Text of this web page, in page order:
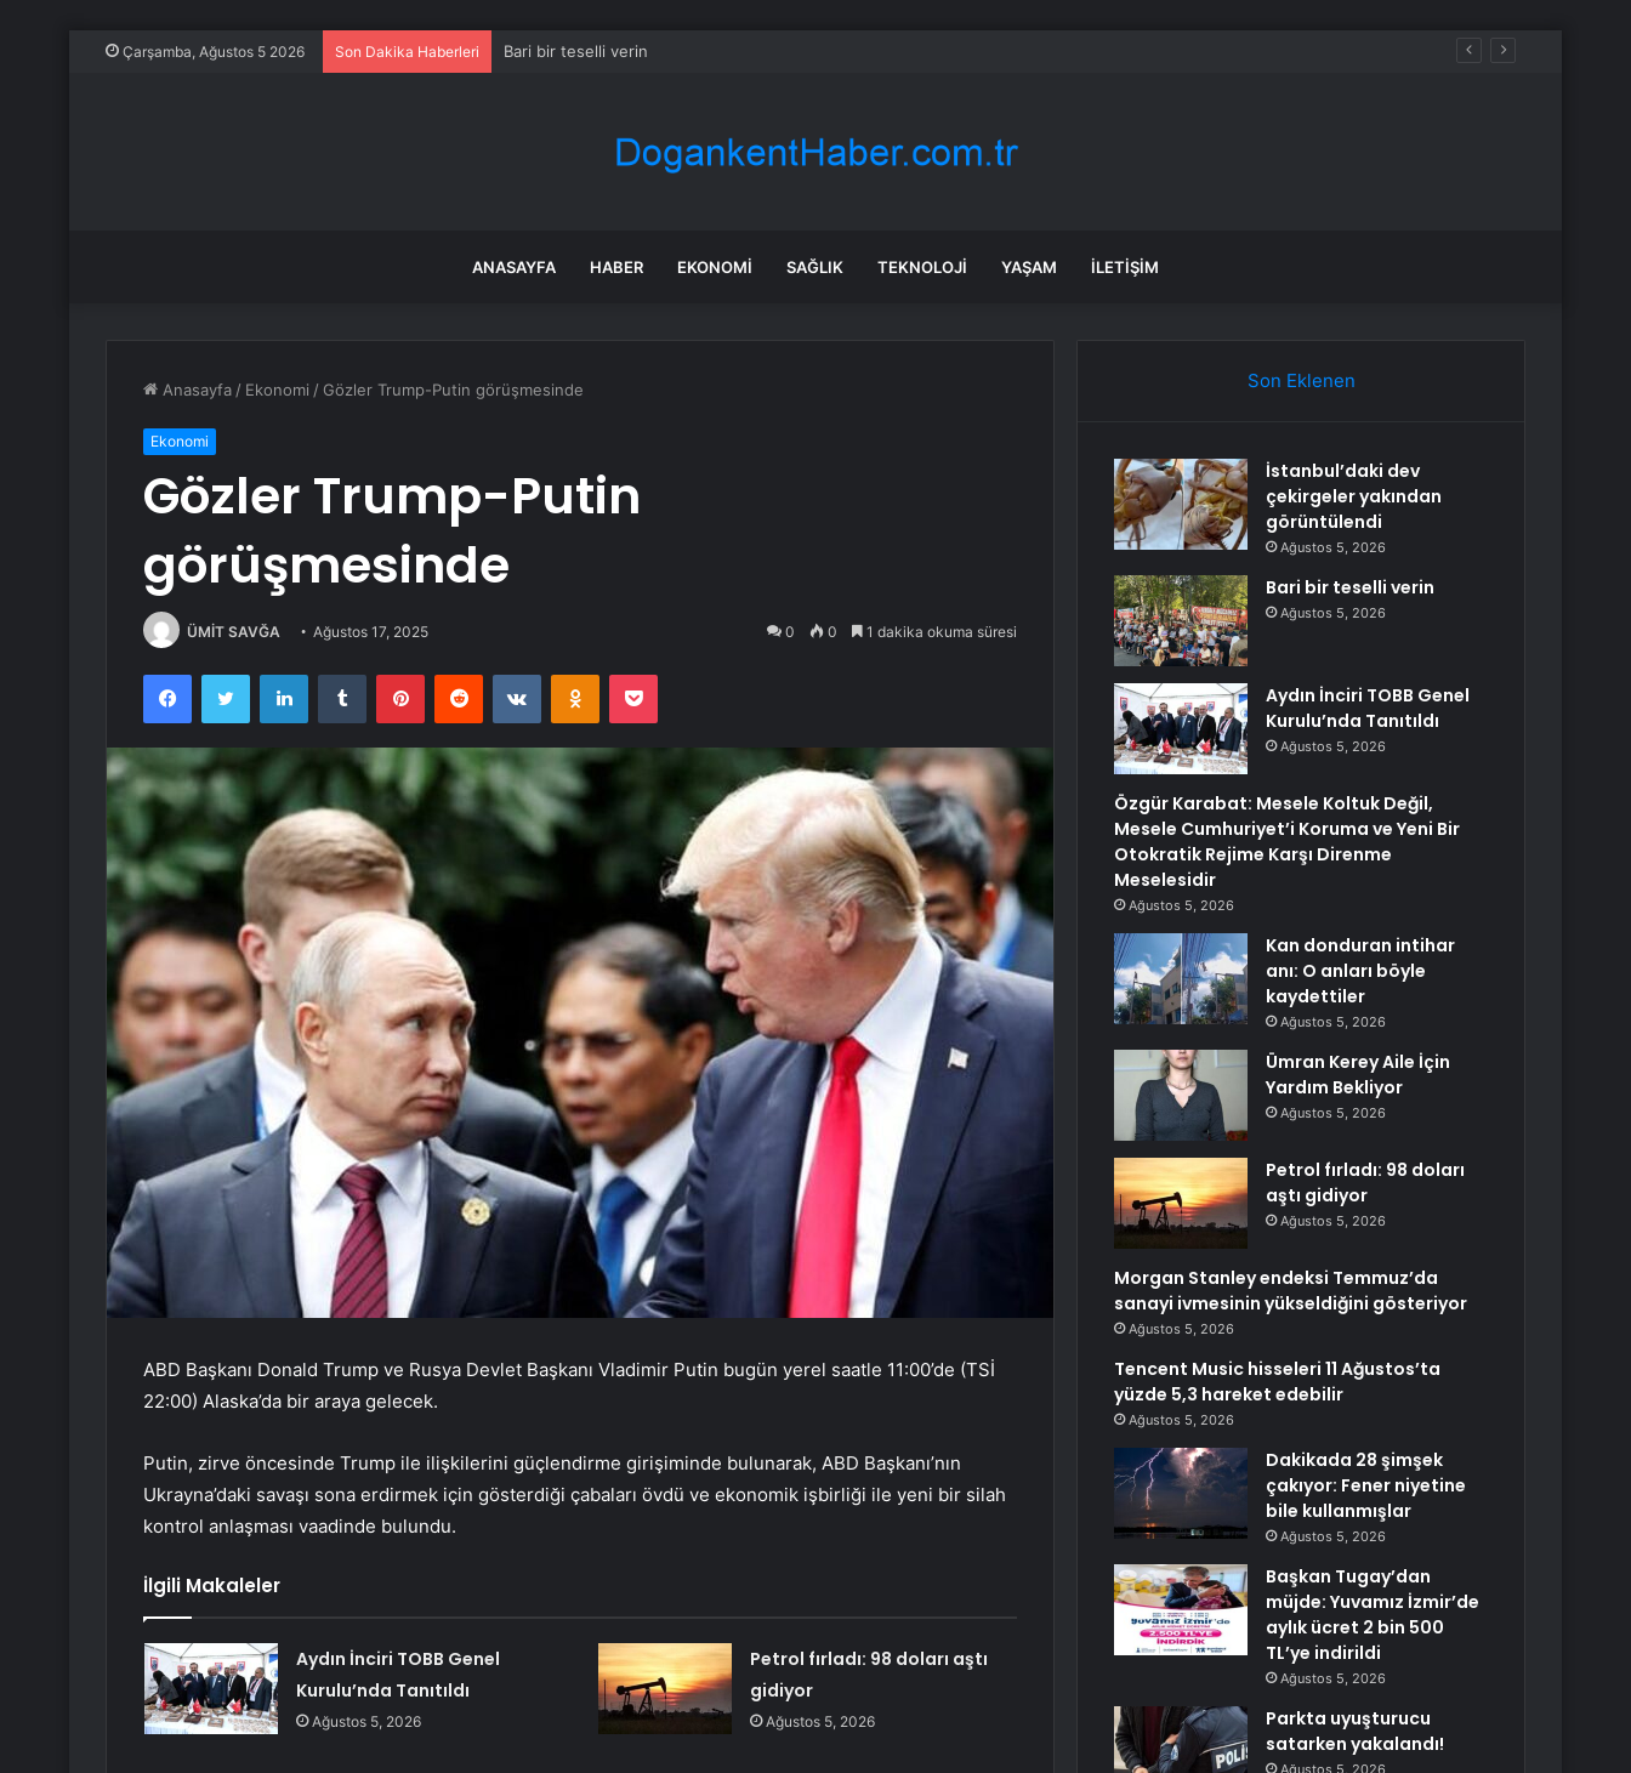
Çarşamba, Ağustos 5 2026 Son Dakika Haberleri Bari bir teselli verin
ANASAYFA HABER EKONOMI SAĞLIK TEKNOLOJI YAŞAM İLETIŞIM
Anasayfa / Ekonomi / Gözler Trump-Putin görüşmesinde
Ekonomi
Gözler Trump-Putin
görüşmesinde
ÜMİT SAVĞA Ağustos 17, 2025 0 0 1 dakika okuma süresi
FacebookTwitter LinkedInTumblr PinterestReddit VKontakteOdnoklassniki
Pocket
ABD Başkanı Donald Trump ve Rusya Devlet Başkanı Vladimir Putin bugün yerel saatle 11:00’de (TSİ
22:00) Alaska’da bir araya gelecek.
Putin, zirve öncesinde Trump ile ilişkilerini güçlendirme girişiminde bulunarak, ABD Başkanı’nın
Ukrayna’daki savaşı sona erdirmek için gösterdiği çabaları övdü ve ekonomik işbirliği ile yeni bir silah
kontrol anlaşması vaadinde bulundu.
İlgili Makaleler
Aydın İnciri TOBB Genel
Kurulu’nda Tanıtıldı
Ağustos 5, 2026
Petrol fırladı: 98 doları aştı
gidiyor
Ağustos 5, 2026
Son Eklenen
İstanbul’daki dev
çekirgeler yakından
görüntülendi
Ağustos 5, 2026
Bari bir teselli verin
Ağustos 5, 2026
Aydın İnciri TOBB Genel
Kurulu’nda Tanıtıldı
Ağustos 5, 2026
Özgür Karabat: Mesele Koltuk Değil,
Mesele Cumhuriyet’i Koruma ve Yeni Bir
Otokratik Rejime Karşı Direnme
Meselesidir
Ağustos 5, 2026
Kan donduran intihar
anı: O anları böyle
kaydettiler
Ağustos 5, 2026
Ümran Kerey Aile İçin
Yardım Bekliyor
Ağustos 5, 2026
Petrol fırladı: 98 doları
aştı gidiyor
Ağustos 5, 2026
Morgan Stanley endeksi Temmuz’da
sanayi ivmesinin yükseldiğini gösteriyor
Ağustos 5, 2026
Tencent Music hisseleri 11 Ağustos’ta
yüzde 5,3 hareket edebilir
Ağustos 5, 2026
Dakikada 28 şimşek
çakıyor: Fener niyetine
bile kullanmışlar
Ağustos 5, 2026
Başkan Tugay’dan
müjde: Yuvamız İzmir’de
aylık ücret 2 bin 500
TL’ye indirildi
Ağustos 5, 2026
Parkta uyuşturucu
satarken yakalandı!
Ağustos 5, 2026